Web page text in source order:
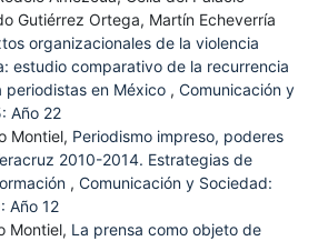
Gutiérrez Ortega, Martín Echeverría
organizacionales de la violencia
estudio comparativo de la recurrencia
periodistas en México , Comunicación y
Año 22
Montiel, Periodismo impreso, poderes
2010-2014. Estrategias de
, Comunicación y Sociedad:
Año 12
Montiel, La prensa como objeto de